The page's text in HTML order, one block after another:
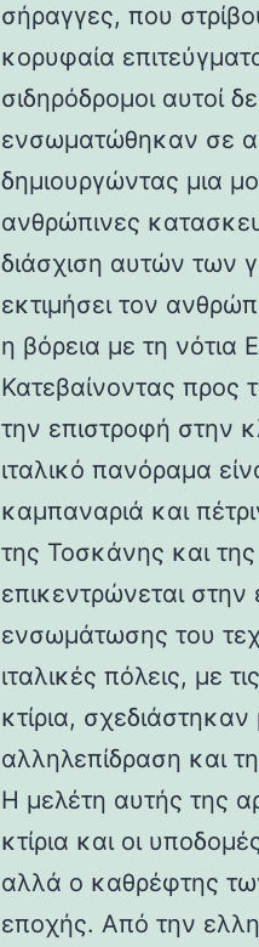
σήραγγες, που
κορυφαία
σιδηρόδρομοι αυτοί
ενσωματώθηκαν σε
δημιουργώντας μια
ανθρώπινες
διάσχιση αυτών των
εκτιμήσει τον
η βόρεια με τη νότια
Κατεβαίνοντας προς
την επιστροφή στην
ιταλικό πανόραμα
καμπαναριά και
της Τοσκάνης και
επικεντρώνεται στην
ενσωμάτωσης του
ιταλικές πόλεις, με
κτίρια,
αλληλεπίδραση και
Η μελέτη αυτής της
κτίρια και οι
αλλά ο καθρέφτης
εποχής. Από την